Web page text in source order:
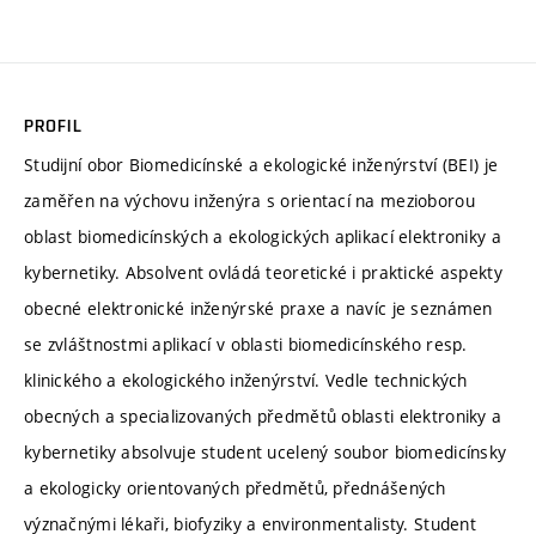
PROFIL
Studijní obor Biomedicínské a ekologické inženýrství (BEI) je
zaměřen na výchovu inženýra s orientací na mezioborou
oblast biomedicínských a ekologických aplikací elektroniky a
kybernetiky. Absolvent ovládá teoretické i praktické aspekty
obecné elektronické inženýrské praxe a navíc je seznámen
se zvláštnostmi aplikací v oblasti biomedicínského resp.
klinického a ekologického inženýrství. Vedle technických
obecných a specializovaných předmětů oblasti elektroniky a
kybernetiky absolvuje student ucelený soubor biomedicínsky
a ekologicky orientovaných předmětů, přednášených
význačnými lékaři, biofyziky a environmentalisty. Student